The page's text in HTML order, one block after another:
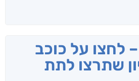
לחצו על כוכב
שתרצו לתת